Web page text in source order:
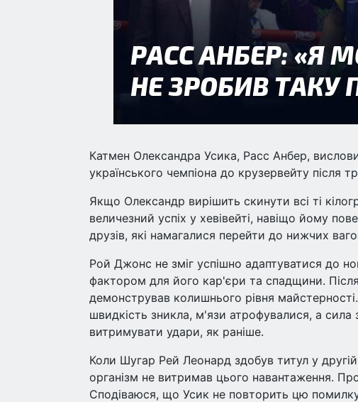
Катмен Олександра Усика, Расс Анбер,
українського чемпіона до крузервейту після
Якщо Олександр вирішить скинути всі ті
величезний успіх у хевівейті, навіщо йому
друзів, які намагалися перейти до нижчих
Рой Джонс не зміг успішно адаптуватися до
фактором для його кар'єри та спадщини.
демонстрував колишнього рівня
швидкість зникла, м'язи атрофувалися, а сила
витримувати удари, як раніше.
Коли Шугар Рей Леонард здобув титул у
організм не витримав цього навантаження.
Сподіваюся, що Усик не повторить цю помилку